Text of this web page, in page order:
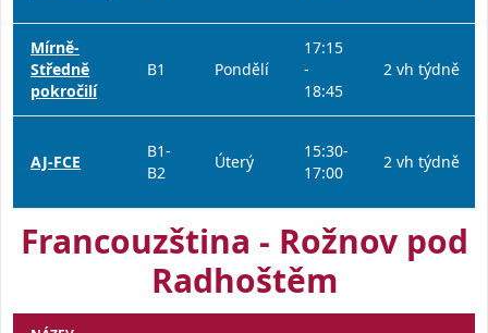
Mírně-
Středně
pokročilí
B1 Pondělí
17:15
-
18:45
2 vh týdně
AJ-FCE
B1-
B2
Úterý
15:30-
17:00
2 vh týdně
Francouzština - Rožnov pod
Radhoštěm